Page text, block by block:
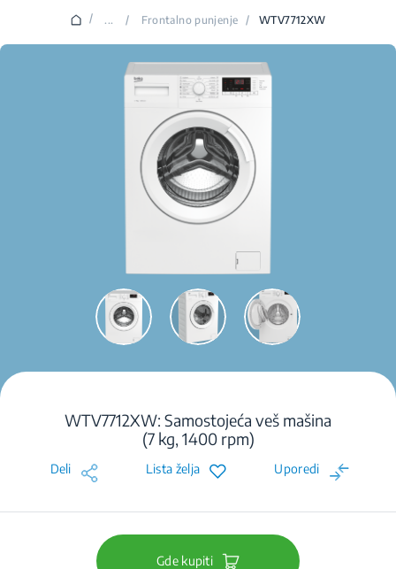
/ ... / Frontalno punjenje / WTV7712XW
WTV7712XW: Samostojeća veš mašina
(7 kg, 1400 rpm)
Deli Lista želja Uporedi
Gde kupiti